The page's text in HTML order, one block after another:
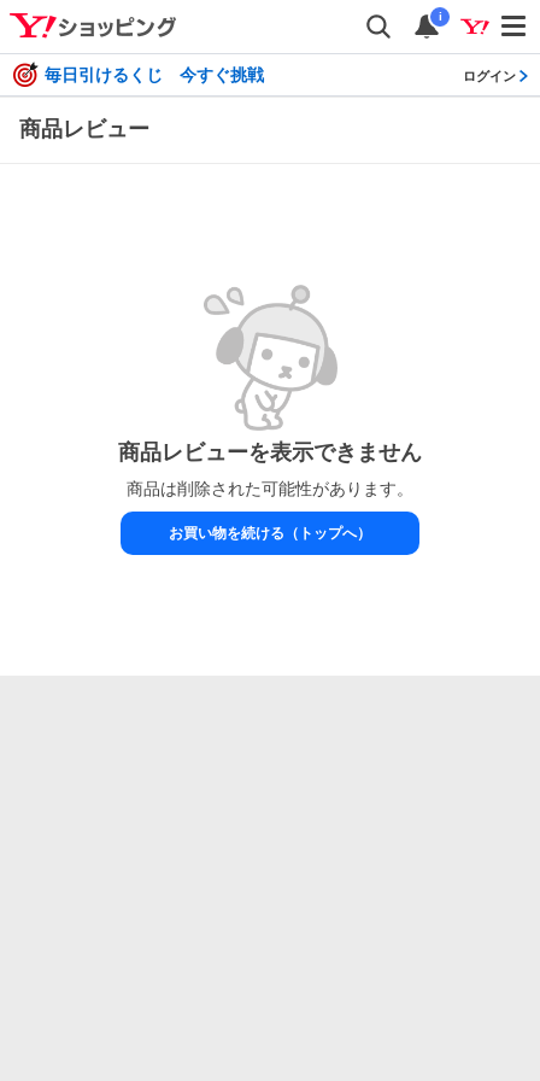
i
毎日引けるくじ 今すぐ挑戦 ログイン
商品レビュー
商品レビューを表示できません
商品は削除された可能性があります。
お買い物を続ける（トップへ）